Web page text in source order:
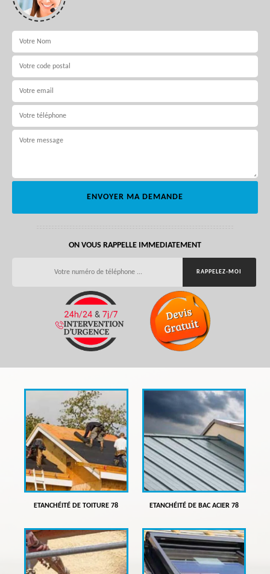
ON VOUS RAPPELLE IMMEDIATEMENT
ETANCHÉITÉ DE TOITURE 78 ETANCHÉITÉ DE BAC ACIER 78